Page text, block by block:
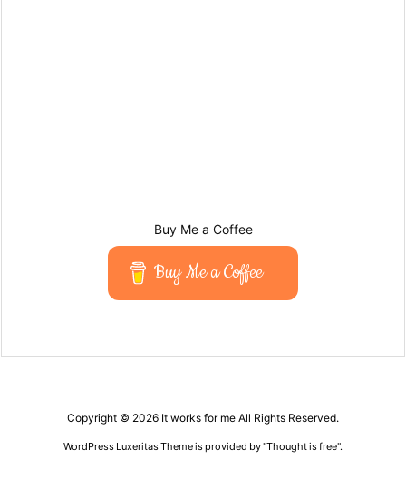
Buy Me a Coffee
Buy Me a Coffee
Copyright © 2026 It works for me All Rights Reserved.
WordPress Luxeritas Theme is provided by "Thought is free".